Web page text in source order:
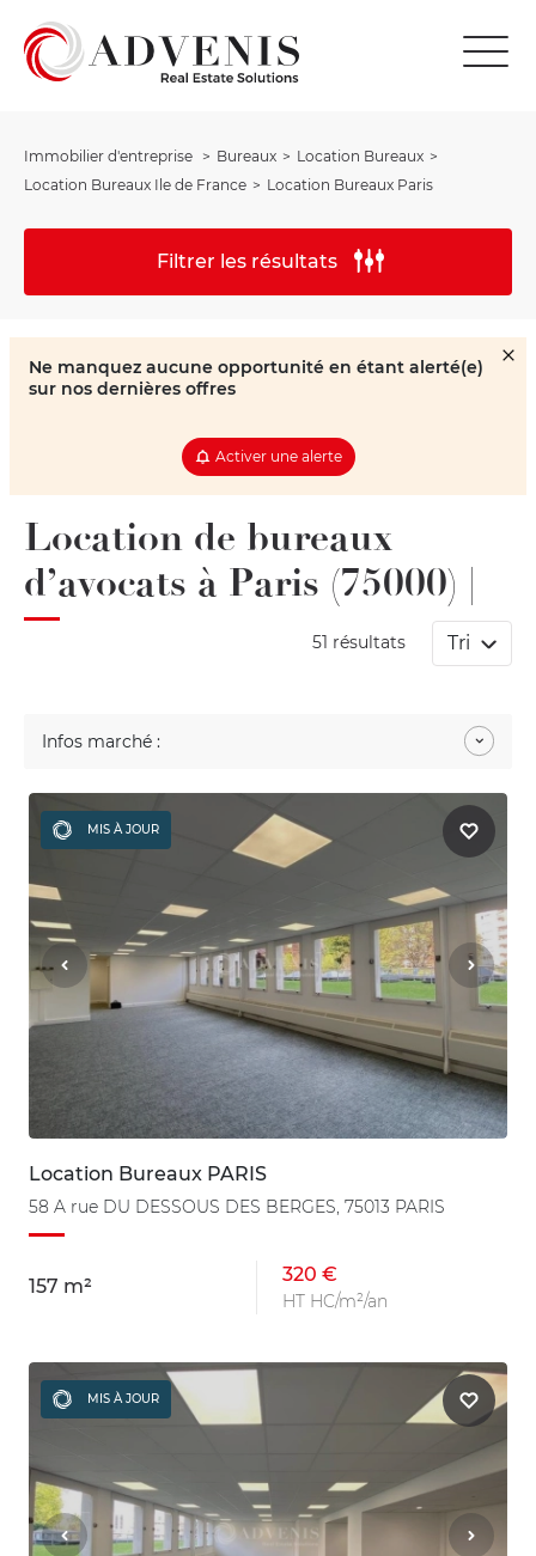
Immobilier d'entreprise Bureaux
Location Bureaux
Location Bureaux Ile de France
Location Bureaux Paris
Filtrer les résultats
Ne manquez aucune opportunité en étant alerté(e)
sur nos dernières offres
Activer une alerte
Location de bureaux
d’avocats à Paris (75000) |
51 résultats Tri
Infos marché :
MIS À JOUR
Location Bureaux PARIS
58 A rue DU DESSOUS DES BERGES, 75013 PARIS
157 m²
320 €
HT HC/m²/an
MIS À JOUR